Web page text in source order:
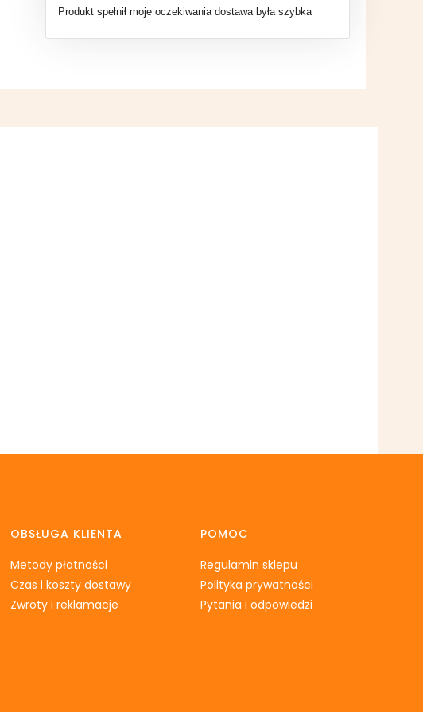
Produkt spełnił moje oczekiwania dostawa była szybka
OBSŁUGA KLIENTA
Metody płatności
Czas i koszty dostawy
Zwroty i reklamacje
POMOC
Regulamin sklepu
Polityka prywatności
Pytania i odpowiedzi